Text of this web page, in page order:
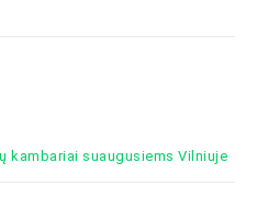
kambariai suaugusiems Vilniuje